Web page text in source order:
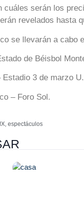
cuáles serán los
revelados hasta
se llevarán a cabo
de Béisbol
3 de marzo
– Foro Sol.
, espectáculos